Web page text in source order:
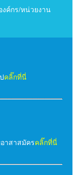
ค์กร/หน่วยงาน
คลิ๊กที่นี่
าสาสมัครคลิ๊กที่นี่